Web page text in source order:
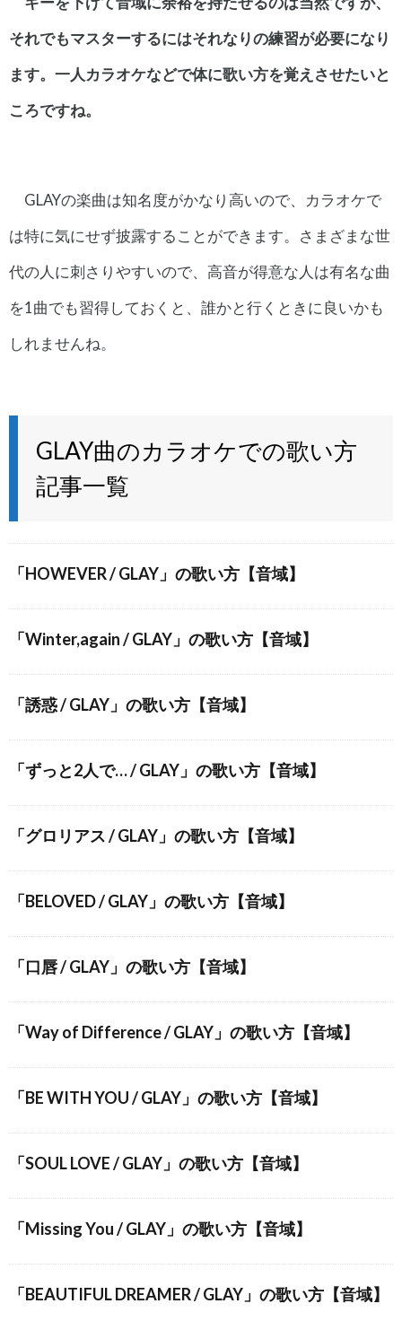
それでもマスターするにはそれなりの練習が必要になり
ます。一人カラオケなどで体に歌い方を覚えさせたいと
ころですね。
GLAYの楽曲は知名度がかなり高いので、カラオケで
は特に気にせず披露することができます。さまざまな世
代の人に刺さりやすいので、高音が得意な人は有名な曲
を1曲でも習得しておくと、誰かと行くときに良いかも
しれませんね。
GLAY曲のカラオケでの歌い方
記事一覧
「HOWEVER / GLAY」の歌い方【音域】
「Winter,again / GLAY」の歌い方【音域】
「誘惑 / GLAY」の歌い方【音域】
「ずっと2人で… / GLAY」の歌い方【音域】
「グロリアス / GLAY」の歌い方【音域】
「BELOVED / GLAY」の歌い方【音域】
「口唇 / GLAY」の歌い方【音域】
「Way of Difference / GLAY」の歌い方【音域】
「BE WITH YOU / GLAY」の歌い方【音域】
「SOUL LOVE / GLAY」の歌い方【音域】
「Missing You / GLAY」の歌い方【音域】
「BEAUTIFUL DREAMER / GLAY」の歌い方【音域】